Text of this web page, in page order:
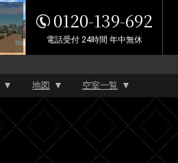
0120-139-692
電話受付 24時間 年中無休
地図 空室一覧